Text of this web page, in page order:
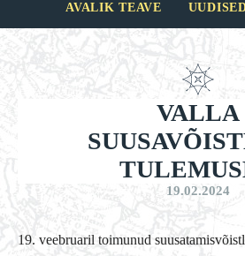
AVALIK TEAVE
VALLA
19.02.2024
19. veebruaril toimunud